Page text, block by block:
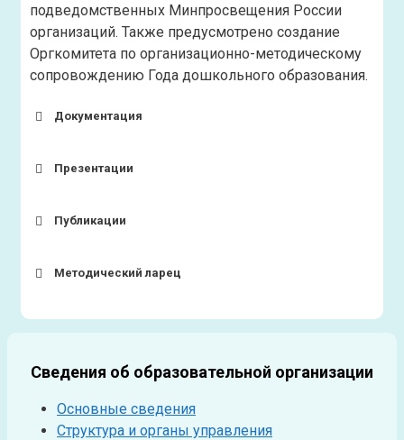
подведомственных Минпросвещения России
организаций. Также предусмотрено создание
Оргкомитета по организационно-методическому
сопровождению Года дошкольного образования.
Документация
Презентации
Публикации
Методический ларец
Сведения об образовательной организации
Основные сведения
Структура и органы управления